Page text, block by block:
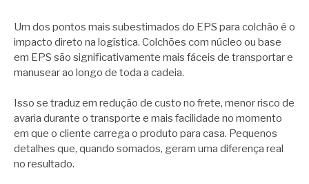
Um dos pontos mais subestimados do EPS para colchão é o
impacto direto na logística. Colchões com núcleo ou base
em EPS são significativamente mais fáceis de transportar e
manusear ao longo de toda a cadeia.
Isso se traduz em redução de custo no frete, menor risco de
avaria durante o transporte e mais facilidade no momento
em que o cliente carrega o produto para casa. Pequenos
detalhes que, quando somados, geram uma diferença real
no resultado.